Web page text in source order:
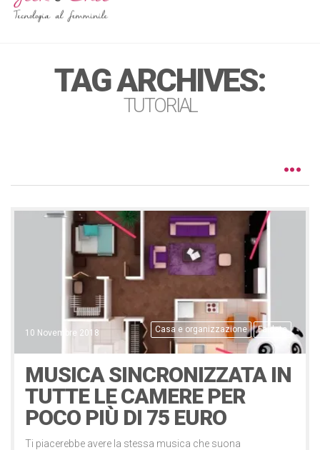
TAG ARCHIVES:
TUTORIAL
Casa e organizzazione Faidate
10 Novembre 2018
MUSICA SINCRONIZZATA IN
TUTTE LE CAMERE PER
POCO PIÙ DI 75 EURO
Ti piacerebbe avere la stessa musica che suona